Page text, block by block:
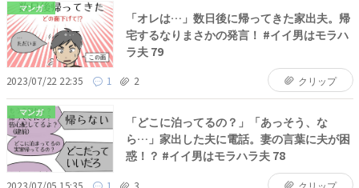
マンガ
「オレは…」数日後に帰ってきた家出夫。帰
宅するなりまさかの発言！ #イイ男はモラハ
ラ夫 79
2023/07/22 22:35 1 2 クリップ
マンガ
「どこに泊ってるの？」「あっそう、な
ら…」家出した夫に電話。妻の言葉に夫が困
惑！？ #イイ男はモラハラ夫 78
2023/07/05 15:35 1 3 クリップ